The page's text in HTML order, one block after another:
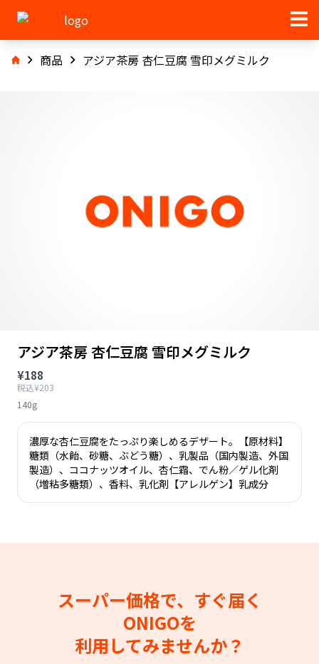
商品 アジア茶房 杏仁豆腐 雪印メグミルク
アジア茶房 杏仁豆腐 雪印メグミルク
¥188
税込¥203
140g
濃厚な杏仁豆腐をたっぷり楽しめるデザート。【原材料】
糖類（水飴、砂糖、ぶどう糖）、乳製品（国内製造、外国
製造）、ココナッツオイル、杏仁霜、でん粉／ゲル化剤
（増粘多糖類）、香料、乳化剤【アレルゲン】乳成分
スーパー価格で、すぐ届く
ONIGOを
利用してみませんか？